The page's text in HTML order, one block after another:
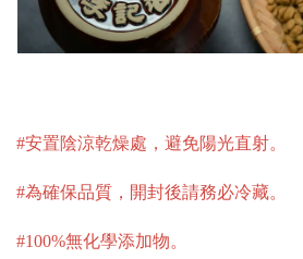
#安置陰涼乾燥處，避免陽光直射。
#為確保品質，開封後請務必冷藏。
#100%無化學添加物。